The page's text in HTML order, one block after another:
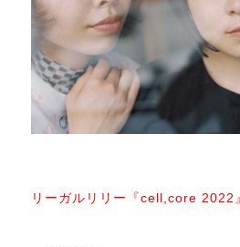
リーガルリリー『cell,core 2022